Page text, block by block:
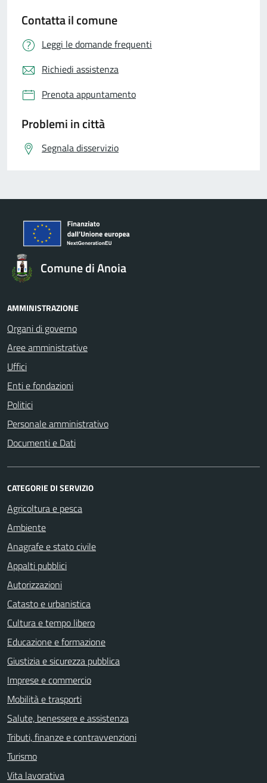
Contatta il comune
Leggi le domande frequenti
Richiedi assistenza
Prenota appuntamento
Problemi in città
Segnala disservizio
Comune di Anoia
AMMINISTRAZIONE
Organi di governo
Aree amministrative
Uffici
Enti e fondazioni
Politici
Personale amministrativo
Documenti e Dati
CATEGORIE DI SERVIZIO
Agricoltura e pesca
Ambiente
Anagrafe e stato civile
Appalti pubblici
Autorizzazioni
Catasto e urbanistica
Cultura e tempo libero
Educazione e formazione
Giustizia e sicurezza pubblica
Imprese e commercio
Mobilità e trasporti
Salute, benessere e assistenza
Tributi, finanze e contravvenzioni
Turismo
Vita lavorativa